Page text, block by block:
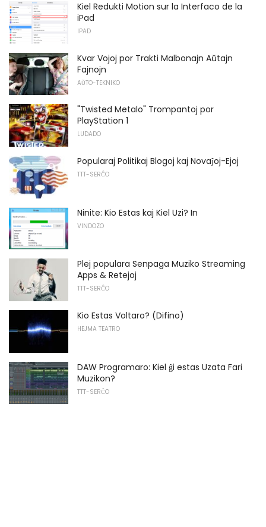
Kiel Redukti Motion sur la Interfaco de la
iPad
IPAD
Kvar Vojoj por Trakti Malbonajn Aŭtajn
Fajnojn
AŬTO-TEKNIKO
"Twisted Metalo" Trompantoj por
PlayStation 1
LUDADO
Popularaj Politikaj Blogoj kaj Novaĵoj-Ejoj
TTT-SERĈO
Ninite: Kio Estas kaj Kiel Uzi? In
VINDOZO
Plej populara Senpaga Muziko Streaming
Apps & Retejoj
TTT-SERĈO
Kio Estas Voltaro? (Difino)
HEJMA TEATRO
DAW Programaro: Kiel ĝi estas Uzata Fari
Muzikon?
TTT-SERĈO